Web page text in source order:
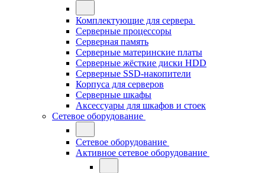
Комплектующие для сервера
Серверные процессоры
Серверная память
Серверные материнские платы
Серверные жёсткие диски HDD
Серверные SSD-накопители
Корпуса для серверов
Серверные шкафы
Аксессуары для шкафов и стоек
Сетевое оборудование
Сетевое оборудование
Активное сетевое оборудование